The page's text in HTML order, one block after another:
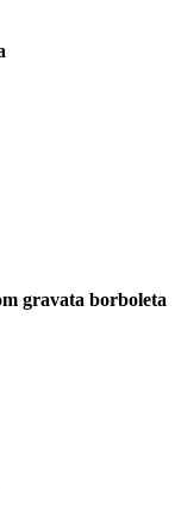
gravata borboleta